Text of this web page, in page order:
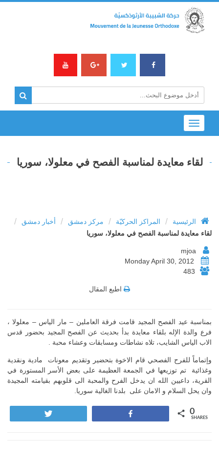
Toggle
navigation
لقاء معايدة لمناسبة الفصح في معلولا، سوريا
الرئيسية / المراكز الحركيّة / مركز دمشق / أخبار دمشق /
لقاء معايدة لمناسبة الفصح في معلولا، سوريا
483
اطبع المقال
بمناسبة عيد الفصح المجيد قامت فرقة العاملين – مار الياس – معلولا ،
فرع والدة الإله بلقاء معايدة بدأ بحديث عن الفصح المجيد بحضور قدس
الاب الياس الشايب، تلاه نشاطات ومسابقات وعشاء محبة .
وإتماماً للفرح الفصحي قام الاخوة بتحضير وتقديم معونات مادية ونقدية
وغذائية تم توزيعها في الجمعة العظيمة على بعض الأسر المستورة في
القرية، داعيين الله ان يدخل الفرح والمحبة الى قلوبهم بقيامته المجيدة
وان يحل السلام و الامان على بلدنا الغالية سوريا.
0
SHARES